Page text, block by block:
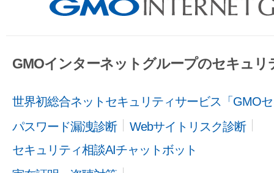
GMOインターネットグループのセキュリ
世界初総合ネットセキュリティサービス「GMO
パスワード漏洩診断
Webサイトリスク診断
セキュリティ相談AIチャットボット